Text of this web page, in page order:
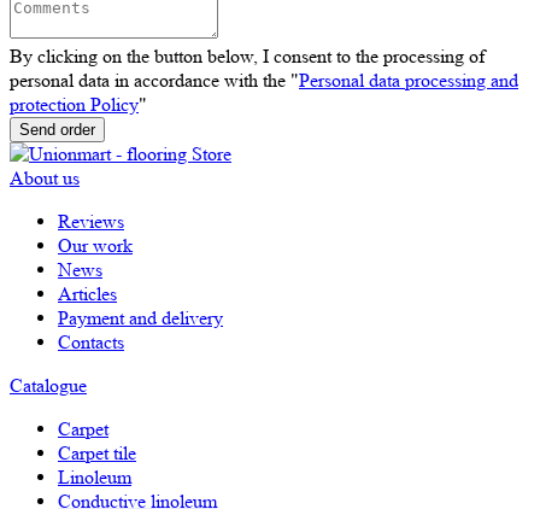
By clicking on the button below, I consent to the processing of
personal data in accordance with the "Personal data processing and
protection Policy"
Send order
About us
Reviews
Our work
News
Articles
Payment and delivery
Contacts
Catalogue
Carpet
Carpet tile
Linoleum
Сonductive linoleum